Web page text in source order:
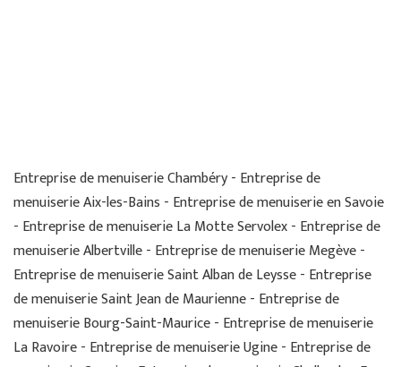
Entreprise de menuiserie Chambéry - Entreprise de
menuiserie Aix-les-Bains - Entreprise de menuiserie en Savoie
- Entreprise de menuiserie La Motte Servolex - Entreprise de
menuiserie Albertville - Entreprise de menuiserie Megève -
Entreprise de menuiserie Saint Alban de Leysse - Entreprise
de menuiserie Saint Jean de Maurienne - Entreprise de
menuiserie Bourg-Saint-Maurice - Entreprise de menuiserie
La Ravoire - Entreprise de menuiserie Ugine - Entreprise de